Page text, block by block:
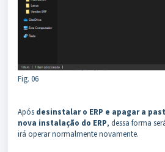
Fig. 06
Após desinstalar o ERP e apagar a
nova instalação do ERP, dessa forma
irá operar normalmente novamente.